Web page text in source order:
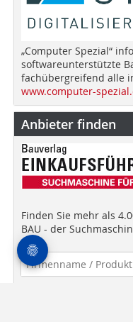
„Computer Spezial“
softwareunterstützte
fachübergreifend alle
www.computer-
Anbieter finden
Finden Sie mehr als
BAU - der